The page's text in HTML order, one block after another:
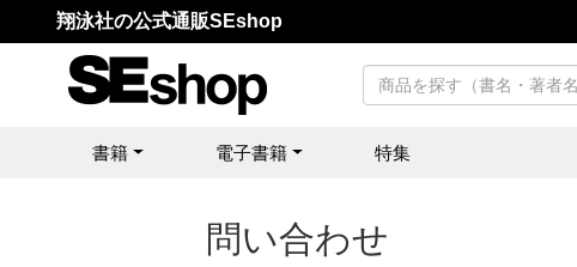
翔泳社の公式通販SEshop
書籍 電子書籍 特集
問い合わせ